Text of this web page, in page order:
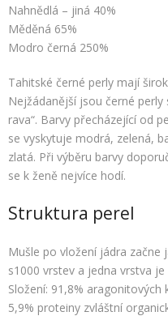
Nahnědlá – jiná 40%
Měděná 65%
Modro černá 250%
Tahitské černé perly mají
Nejžádanější jsou černé
rava“. Barvy přecházející od
se vyskytuje modrá, zelená,
zlatá. Při výběru barvy
se k ženě nejvíce hodí.
Struktura perel
Mušle po vložení jádra začne
s1000 vrstev a jedna vrstva
Složení: 91,8%
5,9% proteiny zvláštní